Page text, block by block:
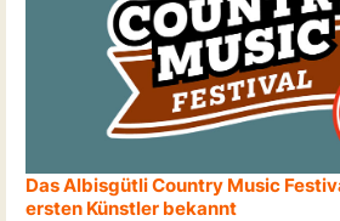
Das Albisgütli Country Music
ersten Künstler bekannt